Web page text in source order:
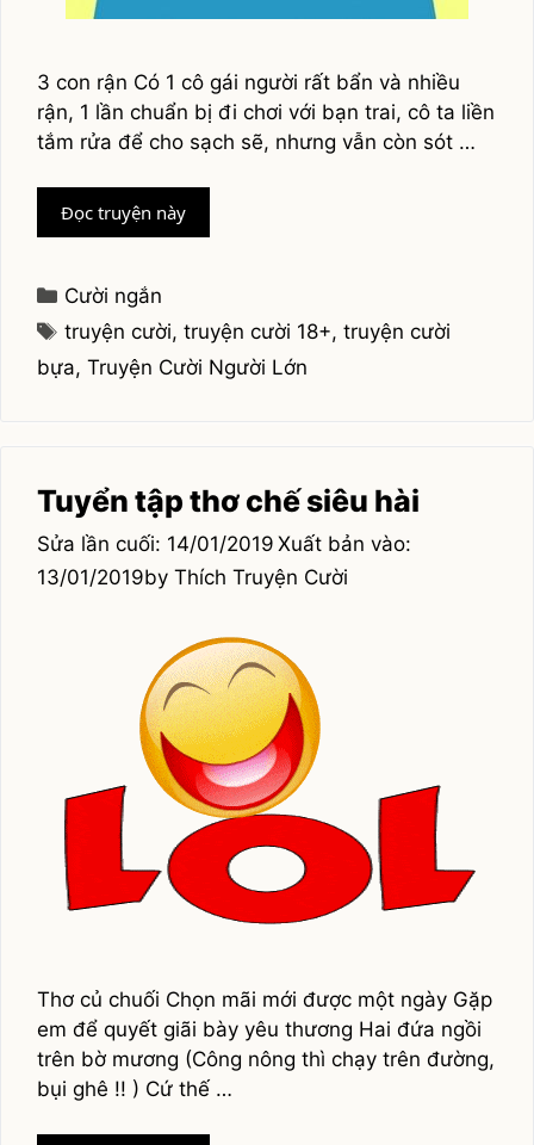
3 con rận Có 1 cô gái người rất bẩn và nhiều
rận, 1 lần chuẩn bị đi chơi với bạn trai, cô ta liền
tắm rửa để cho sạch sẽ, nhưng vẫn còn sót …
Đọc truyện nàyNhững
truyện
cười
người
Categories
Cười ngắn
Tags
truyện cười,truyện cười 18+,truyện cười
bựa, Truyện Cười Người Lớn
Tuyển tập thơ chế siêu hài
14/01/2019
13/01/2019by Thích Truyện Cười
Thơ củ chuối Chọn mãi mới được một ngày Gặp
em để quyết giãi bày yêu thương Hai đứa ngồi
trên bờ mương (Công nông thì chạy trên đường,
bụi ghê !! ) Cứ thế …